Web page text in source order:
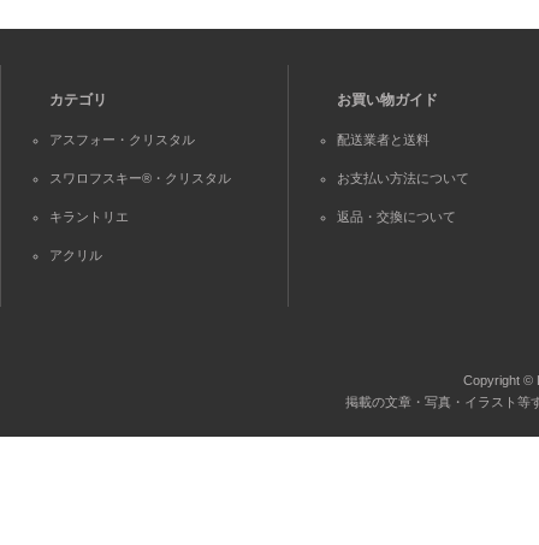
カテゴリ
アスフォー・クリスタル
スワロフスキー®・クリスタル
キラントリエ
アクリル
お買い物ガイド
配送業者と送料
お支払い方法について
返品・交換について
Copyright ©
掲載の文章・写真・イラスト等